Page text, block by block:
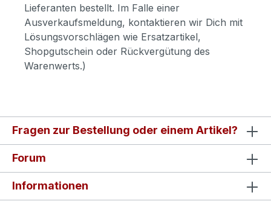
Lieferanten bestellt. Im Falle einer
Ausverkaufsmeldung, kontaktieren wir Dich mit
Lösungsvorschlägen wie Ersatzartikel,
Shopgutschein oder Rückvergütung des
Warenwerts.)
Fragen zur Bestellung oder einem Artikel?
Forum
Informationen